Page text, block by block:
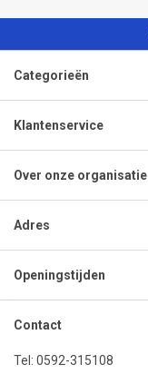
Categorieën
Klantenservice
Over onze organisatie
Adres
Openingstijden
Contact
Tel: 0592-315108